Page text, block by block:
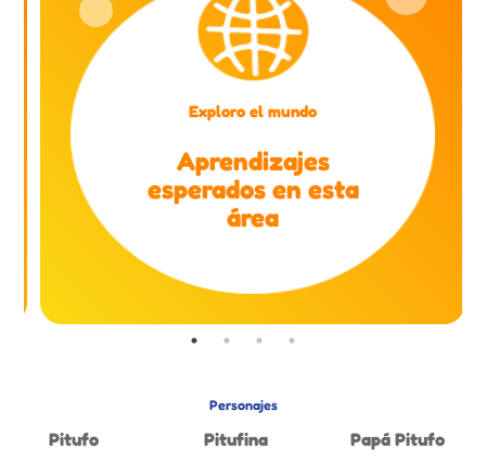
Exploro el mundo
Aprendizajes
esperados en esta
área
Personajes
Pitufo Pitufina Papá Pitufo